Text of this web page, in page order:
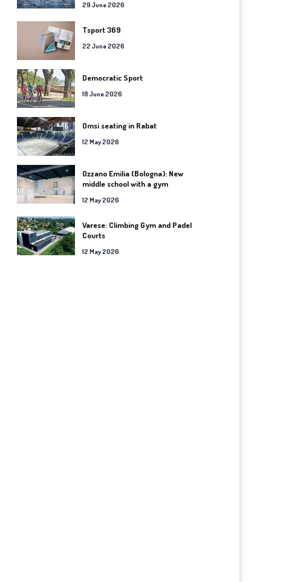
29 June 2026
Tsport 369
22 June 2026
Democratic Sport
18 June 2026
Omsi seating in Rabat
12 May 2026
Ozzano Emilia (Bologna): New
middle school with a gym
12 May 2026
Varese: Climbing Gym and Padel
Courts
12 May 2026